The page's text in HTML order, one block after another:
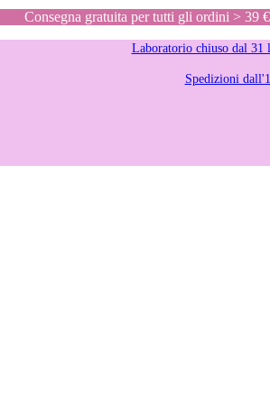
Consegna gratuita per tutti gli ordini > 39
Laboratorio chiuso dal 31
Spedizioni